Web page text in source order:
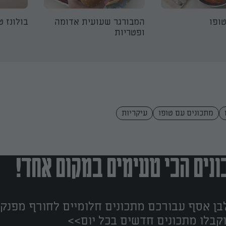
המבורגר שעועית אדומה
ופטריות
בולונז
מתכונים עם טופו עיקריות
הכי טעימים במקום אחד!
אסף עבורכם מתכונים חלומיים לחורף
מתכונים חדשים בכל יום>>